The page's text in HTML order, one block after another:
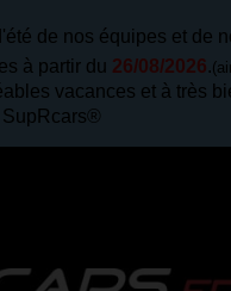
de nos équipes et de
à partir du 26/08/2026.
vacances et à très
SupRcars®